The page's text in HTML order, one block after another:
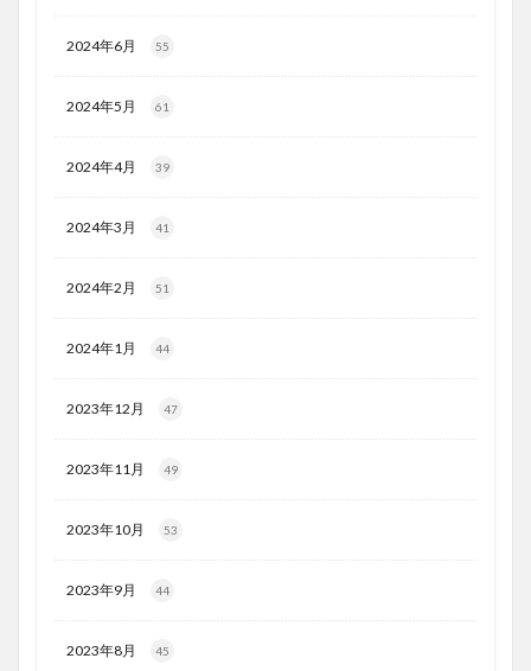
2024年6月 55
2024年5月 61
2024年4月 39
2024年3月 41
2024年2月 51
2024年1月 44
2023年12月 47
2023年11月 49
2023年10月 53
2023年9月 44
2023年8月 45